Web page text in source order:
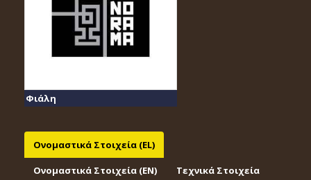
Φιάλη
Ονομαστικά Στοιχεία (EL)
Ονομαστικά Στοιχεία (EΝ) Τεχνικά Στοιχεία